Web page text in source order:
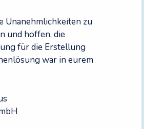
Unanehmlichkeiten zu
und hoffen, die
für die Erstellung
war in eurem